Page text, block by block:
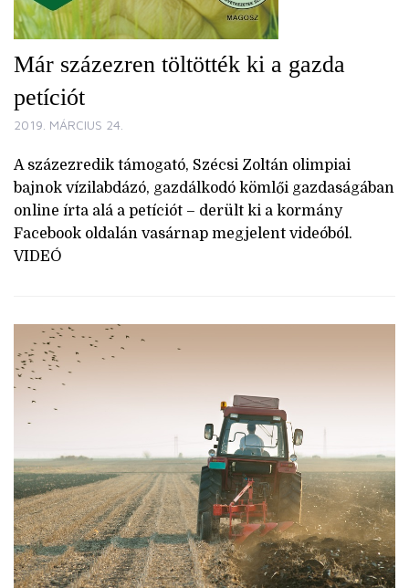
Már százezren töltötték ki a gazda
petíciót
2019. MÁRCIUS 24.
A százezredik támogató, Szécsi Zoltán olimpiai
bajnok vízilabdázó, gazdálkodó kömlői gazdaságában
online írta alá a petíciót – derült ki a kormány
Facebook oldalán vasárnap megjelent videóból.
VIDEÓ